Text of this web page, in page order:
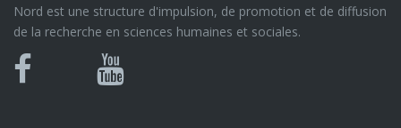
Nord est une structure d'impulsion, de promotion et de diffusion
de la recherche en sciences humaines et sociales.
Bluesky
Canal